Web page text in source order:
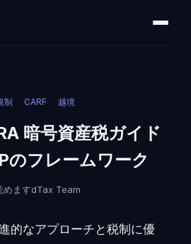
制 CARF 越境
暗号資産税ガイド
のフレームワーク
めますdTax Team
的なアプローチと税制に優